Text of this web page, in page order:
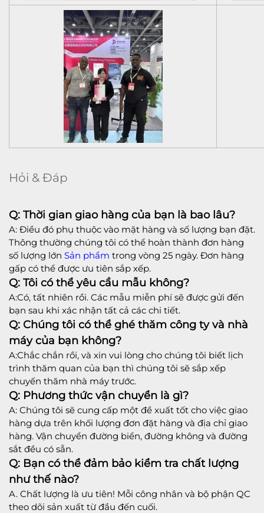
Hỏi & Đáp
Q: Thời gian giao hàng của bạn là bao lâu?
A: Điều đó phụ thuộc vào mặt hàng và số lượng bạn đặt.
Thông thường chúng tôi có thể hoàn thành đơn hàng
số lượng lớn Sản phẩm trong vòng 25 ngày. Đơn hàng
gấp có thể được ưu tiên sắp xếp.
Q: Tôi có thể yêu cầu mẫu không?
A:Có, tất nhiên rồi. Các mẫu miễn phí sẽ được gửi đến
bạn sau khi xác nhận tất cả các chi tiết.
Q: Chúng tôi có thể ghé thăm công ty và nhà
máy của bạn không?
A:Chắc chắn rồi, và xin vui lòng cho chúng tôi biết lịch
trình thăm quan của bạn thì chúng tôi sẽ sắp xếp
chuyến thăm nhà máy trước.
Q: Phương thức vận chuyển là gì?
A: Chúng tôi sẽ cung cấp một đề xuất tốt cho việc giao
hàng dựa trên khối lượng đơn đặt hàng và địa chỉ giao
hàng. Vận chuyển đường biển, đường không và đường
sắt đều có sẵn.
Q: Bạn có thể đảm bảo kiểm tra chất lượng
như thế nào?
A. Chất lượng là ưu tiên! Mỗi công nhân và bộ phận QC
theo dõi sản xuất từ đầu đến cuối.